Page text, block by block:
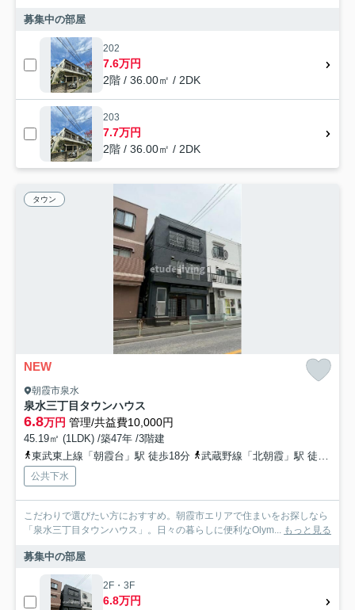
募集中の部屋
202
7.6万円
2階 / 36.00㎡ / 2DK
203
7.7万円
2階 / 36.00㎡ / 2DK
タウン
NEW
朝霞市泉水
泉水三丁目タウンハウス
6.8万円 管理/共益費10,000円
45.19㎡ (1LDK) /築47年 /3階建
東武東上線「朝霞台」駅 徒歩18分
武蔵野線「北朝霞」駅 徒歩19分
公共下水
こだわりで選びたい方におすすめ。朝霞市エリアで住まいをお探しなら
「泉水三丁目タウンハウス」。日々の暮らしに便利なOlym... もっと見る
募集中の部屋
2F・3F
6.8万円